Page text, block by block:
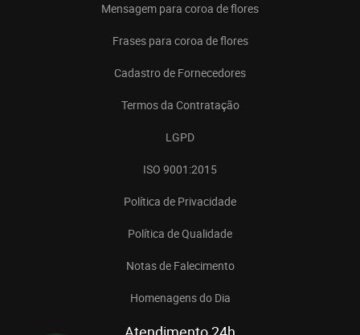
Mensagem para coroa de flores
Frases para coroa de flores
Cadastro de Fornecedores
Termos da Contratação
LGPD
ISO 9001:2015
Política de Privacidade
Política de Qualidade
Notas de Falecimento
Homenagens do Dia